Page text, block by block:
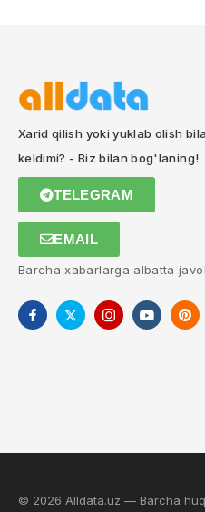
Xarid qilish yoki yuklab olish
keldimi? - Biz bilan bog'laning!
TELEGRAM
EMAIL
Barcha xabarlarga albatta
© 2026 Alldata.uz — Barcha